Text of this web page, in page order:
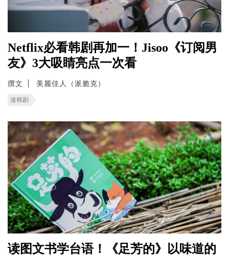
Netflix必看韩剧再加一！Jisoo《订阅男
友》3大吸睛亮点一次看
撰文 美麗佳人（派脆克）
迷韩剧
读图文书学台语！《足芳的》以味道的